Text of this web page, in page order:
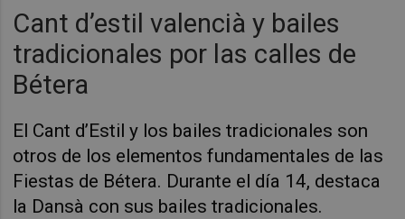
Cant d’estil valencià y bailes
tradicionales por las calles de
Bétera
El Cant d’Estil y los bailes tradicionales son
otros de los elementos fundamentales de las
Fiestas de Bétera. Durante el día 14, destaca
la Dansà con sus bailes tradicionales.